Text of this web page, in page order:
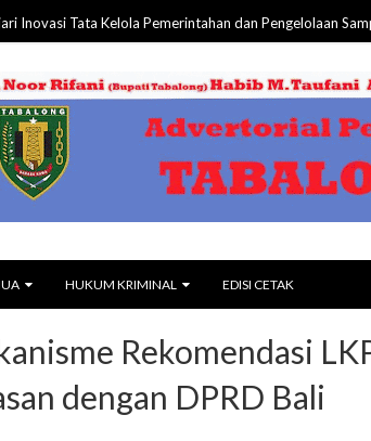
Kelola Pemerintahan dan Pengelolaan Sampah 06
HUKUM KRIMINAL EDISI CETAK
Rekomendasi
dengan DPRD Bali